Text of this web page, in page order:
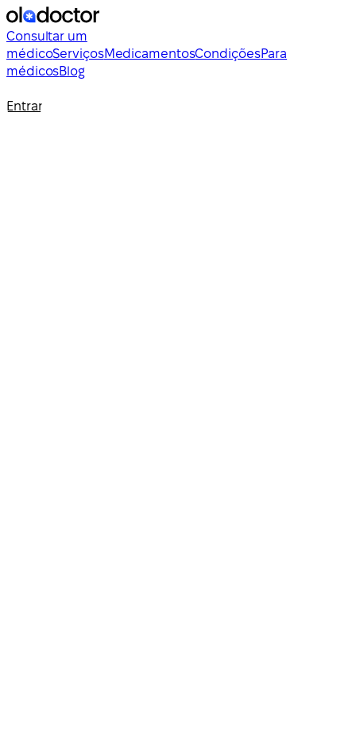
Consultar um
médicoServiçosMedicamentosCondiçõesPara
médicosBlog
Entrar